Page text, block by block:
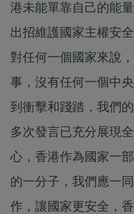
港未能單靠自己的能
出招維護國家主權安
對任何一個國家來說
事，沒有任何一個中
到衝擊和踐踏，我們
多次發言已充分展現
心，香港作為國家一
的一分子，我們應一
作，讓國家更安全，